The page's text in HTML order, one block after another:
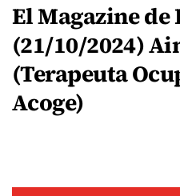
El Magazine de
(21/10/2024)
(Terapeuta
Acoge)